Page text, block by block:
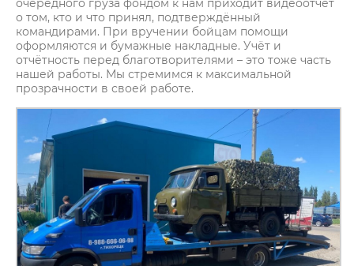
очередного груза фондом к нам приходит видеоотчет
о том, кто и что принял, подтверждённый
командирами. При вручении бойцам помощи
оформляются и бумажные накладные. Учёт и
отчётность перед благотворителями – это тоже часть
нашей работы. Мы стремимся к максимальной
прозрачности в своей работе.